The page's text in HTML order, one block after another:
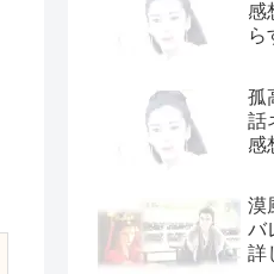
感
ら
孤
話
感
漠
バ
詳